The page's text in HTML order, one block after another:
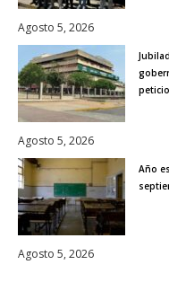
Agosto 5, 2026
Agosto 5, 2026
Año
Agosto 5, 2026